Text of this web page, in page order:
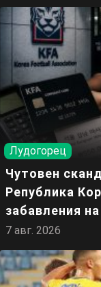
Лудогорец
Чутовен
Република
забавления
7 авг. 2026